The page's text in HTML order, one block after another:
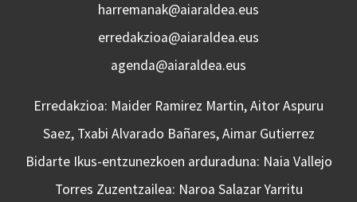
harremanak@aiaraldea.eus
erredakzioa@aiaraldea.eus
agenda@aiaraldea.eus
Erredakzioa: Maider Ramirez Martin, Aitor Aspuru
Saez, Txabi Alvarado Bañares, Aimar Gutierrez
Bidarte Ikus-entzunezkoen arduraduna: Naia Vallejo
Torres Zuzentzailea: Naroa Salazar Yarritu